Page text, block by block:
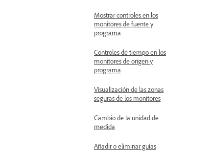
Mostrar controles en los
monitores de fuente y
programa
Controles de tiempo en los
monitores de origen y
programa
Visualización de las zonas
seguras de los monitores
Cambio de la unidad de
medida
Añadir o eliminar guías